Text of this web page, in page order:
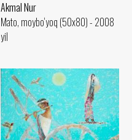
Akmal Nur
Mato, moybo‘yoq (50x80) - 2008
yil